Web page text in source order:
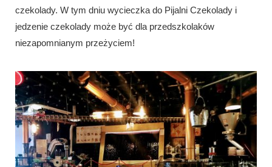
czekolady. W tym dniu wycieczka do Pijalni Czekolady i
jedzenie czekolady może być dla przedszkolaków
niezapomnianym przeżyciem!